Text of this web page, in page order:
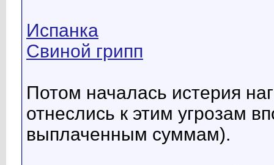
Испанка
Свиной грипп
Потом началась истерия
отнеслись к этим угрозам
выплаченным суммам).